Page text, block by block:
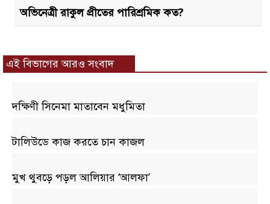
অভিনেত্রী রাকুল প্রীতের পারিশ্রমিক কত?
এই বিভাগের আরও সংবাদ
দক্ষিণী সিনেমা মাতাবেন মধুমিতা
টালিউডে কাজ করতে চান কাজল
মুখ থুবড়ে পড়ল আলিয়ার ‘আলফা’